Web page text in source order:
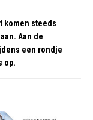
komen steeds
Aan de
een rondje
op.